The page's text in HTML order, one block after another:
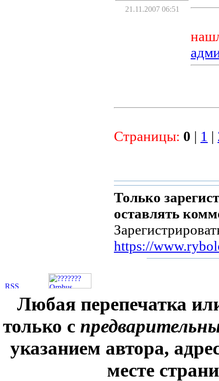
21.11.2007 06:51
Страницы: 0 | 1 |
Только
оставлять
https://
Любая перепечатка
только с
указанием автора,
месте